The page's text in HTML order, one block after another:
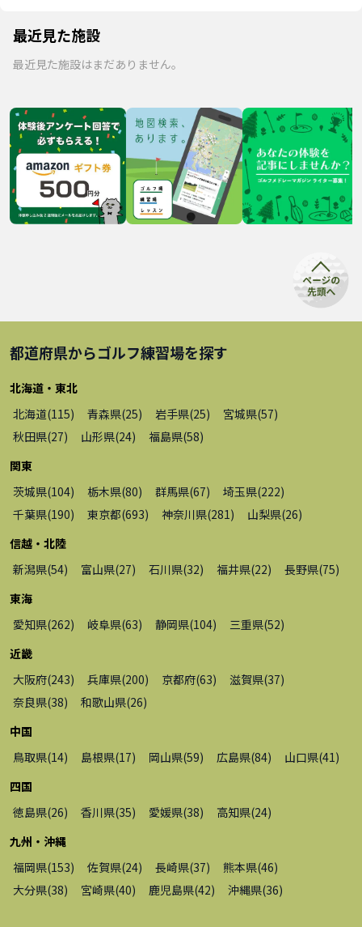
最近見た施設
最近見た施設はまだありません。
都道府県からゴルフ練習場を探す
北海道・東北
北海道(115) 青森県(25) 岩手県(25) 宮城県(57)
秋田県(27) 山形県(24) 福島県(58)
関東
茨城県(104) 栃木県(80) 群馬県(67) 埼玉県(222)
千葉県(190) 東京都(693) 神奈川県(281) 山梨県(26)
信越・北陸
新潟県(54) 富山県(27) 石川県(32) 福井県(22) 長野県(75)
東海
愛知県(262) 岐阜県(63) 静岡県(104) 三重県(52)
近畿
大阪府(243) 兵庫県(200) 京都府(63) 滋賀県(37)
奈良県(38) 和歌山県(26)
中国
鳥取県(14) 島根県(17) 岡山県(59) 広島県(84) 山口県(41)
四国
徳島県(26) 香川県(35) 愛媛県(38) 高知県(24)
九州・沖縄
福岡県(153) 佐賀県(24) 長崎県(37) 熊本県(46)
大分県(38) 宮崎県(40) 鹿児島県(42) 沖縄県(36)